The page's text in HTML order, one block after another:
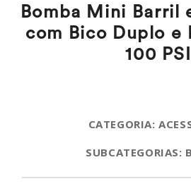
Bomba Mini Barril
com Bico Duplo e
100 PSI
CATEGORIA:
SUBCATEGORIAS: